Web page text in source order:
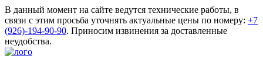
В данный момент на сайте ведутся технические работы, в
связи с этим просьба уточнять актуальные цены по номеру: +7
(926)-194-90-90. Приносим извинения за доставленные
неудобства.